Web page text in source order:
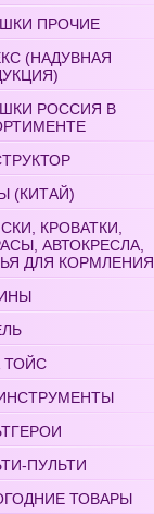
ПРОЧИЕ
(НАДУВНАЯ
РОССИЯ В
(КИТАЙ)
КРОВАТКИ,
АВТОКРЕСЛА,
ДЛЯ КОРМЛЕНИЯ
ТОЙС
ПУЛЬТИ
ТОВАРЫ